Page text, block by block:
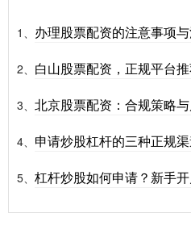
1、 办理股票配资的注意事项
2、 白山股票配资，正规平台
3、 北京股票配资：合规策略
4、 申请炒股杠杆的三种正规
5、 杠杆炒股如何申请？新手